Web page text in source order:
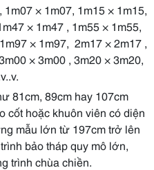
× 1m07, 1m15 × 1m15,
× 1m47 , 1m55 × 1m55,
× 1m97, 2m17 × 2m17 ,
× 3m00 , 3m20 × 3m20,
81cm, 89cm hay 107cm
cốt hoặc khuôn viên có diện
mẫu lớn từ 197cm trở lên
bảo tháp quy mô lớn,
trình chùa chiền.